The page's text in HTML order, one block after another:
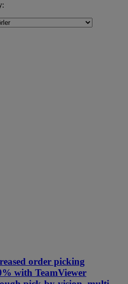
:
order picking
with TeamViewer